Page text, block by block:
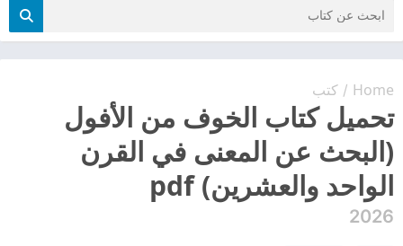
Home
/ كتب
تحميل كتاب الخوف من الأفول
(البحث عن المعنى في القرن
الواحد والعشرين) pdf
2026